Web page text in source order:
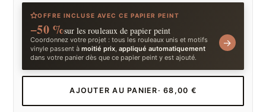
OFFRE INCLUSE AVEC CE PAPIER PEINT
−50 %sur les rouleaux de papier peint
Coordonnez votre projet : tous les rouleaux unis et motifs
vinyle passent àmoitié prix,appliqué automatiquement
dans votre panier dès que ce papier peint y est ajouté.
→
AJOUTER AU PANIER · 68,00 €